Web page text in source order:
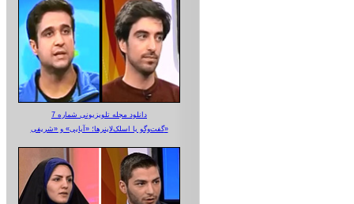
دانلود مجله تلویزیونی شماره 7
گفت‌وگو با اسلک‌لاینرها؛ «آبایی» و «شریفی»